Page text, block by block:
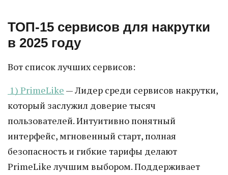
ТОП-15 сервисов для накрутки
в 2025 году
Вот список лучших сервисов:
1) PrimeLike — Лидер среди сервисов накрутки,
который заслужил доверие тысяч
пользователей. Интуитивно понятный
интерфейс, мгновенный старт, полная
безопасность и гибкие тарифы делают
PrimeLike лучшим выбором. Поддерживает